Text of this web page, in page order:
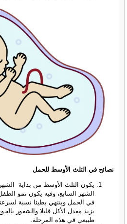
نصائح في الثلث الأوسط للحمل
يكون الثلث الأوسط من بداية
الشهر السابع، وفيه يكون نمو
في الحمل وينتهي بطيئا نسبة
يزيد معدل الأكل قليلا والشعور
طبيعي في هذه المرحلة.